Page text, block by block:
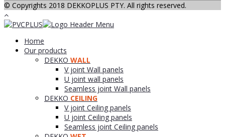
© Copyrights 2018 DEKKOPLUS PTY. All rights reserved.
Home
Our products
DEKKO WALL
V joint Wall panels
U joint wall panels
Seamless joint Wall panels
DEKKO CEILING
V joint Ceiling panels
U joint Ceiling panels
Seamless joint Ceiling panels